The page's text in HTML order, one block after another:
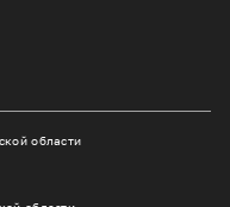
области